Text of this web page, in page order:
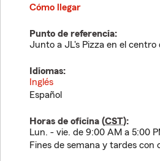
Cómo llegar
Punto de referencia:
Junto a JL's Pizza en el centro
Idiomas:
Inglés
Español
Horas de oficina (CST):
Lun. - vie. de 9:00 AM a 5:00
Fines de semana y tardes con